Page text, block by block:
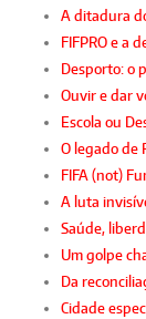
A ditadura
FIFPRO e a
Desporto: o
Ouvir e dar
Escola ou
O legado de
FIFA (not)
A luta
Saúde,
Um golpe
Da
Cidade